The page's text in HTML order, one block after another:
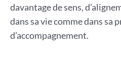
davantage de sens,
dans sa vie comme dans sa
d’accompagnement.